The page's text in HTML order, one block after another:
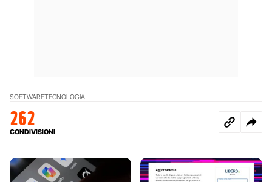
SOFTWARETECNOLOGIA
262
CONDIVISIONI